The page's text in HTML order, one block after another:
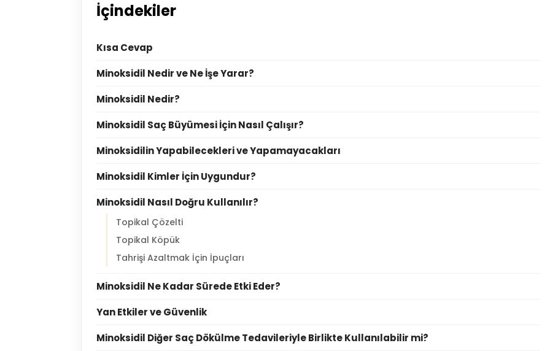
İçindekiler
Kısa Cevap
Minoksidil Nedir ve Ne İşe Yarar?
Minoksidil Nedir?
Minoksidil Saç Büyümesi İçin Nasıl Çalışır?
Minoksidilin Yapabilecekleri ve Yapamayacakları
Minoksidil Kimler İçin Uygundur?
Minoksidil Nasıl Doğru Kullanılır?
Topikal Çözelti
Topikal Köpük
Tahrişi Azaltmak İçin İpuçları
Minoksidil Ne Kadar Sürede Etki Eder?
Yan Etkiler ve Güvenlik
Minoksidil Diğer Saç Dökülme Tedavileriyle Birlikte Kullanılabilir mi?